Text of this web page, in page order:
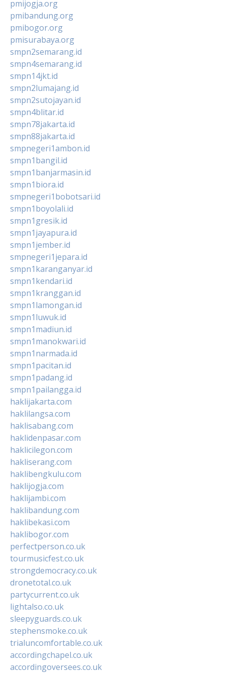
pmijogja.org
pmibandung.org
pmibogor.org
pmisurabaya.org
smpn2semarang.id
smpn4semarang.id
smpn14jkt.id
smpn2lumajang.id
smpn2sutojayan.id
smpn4blitar.id
smpn78jakarta.id
smpn88jakarta.id
smpnegeri1ambon.id
smpn1bangil.id
smpn1banjarmasin.id
smpn1biora.id
smpnegeri1bobotsari.id
smpn1boyolali.id
smpn1gresik.id
smpn1jayapura.id
smpn1jember.id
smpnegeri1jepara.id
smpn1karanganyar.id
smpn1kendari.id
smpn1kranggan.id
smpn1lamongan.id
smpn1luwuk.id
smpn1madiun.id
smpn1manokwari.id
smpn1narmada.id
smpn1pacitan.id
smpn1padang.id
smpn1pailangga.id
haklijakarta.com
haklilangsa.com
haklisabang.com
haklidenpasar.com
haklicilegon.com
hakliserang.com
haklibengkulu.com
haklijogja.com
haklijambi.com
haklibandung.com
haklibekasi.com
haklibogor.com
perfectperson.co.uk
tourmusicfest.co.uk
strongdemocracy.co.uk
dronetotal.co.uk
partycurrent.co.uk
lightalso.co.uk
sleepyguards.co.uk
stephensmoke.co.uk
trialuncomfortable.co.uk
accordingchapel.co.uk
accordingoversees.co.uk